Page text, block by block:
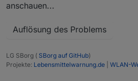
anschauen...
Auflösung des Problems
LG SBorg ( SBorg auf GitHub)
Projekte: Lebensmittelwarnung.de WLAN-